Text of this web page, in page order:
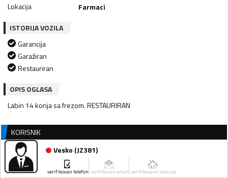
Lokacija
Farmaci
ISTORIJA VOZILA
Garancija
Garažiran
Restauriran
OPIS OGLASA
Labin 14 konja sa frezom. RESTAURIRAN
KORISNIK
Vesko (JZ381)
verifikovan telefon verifikovan email verifikovana lokacija